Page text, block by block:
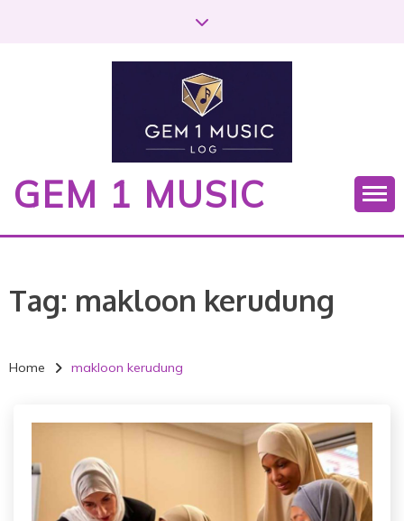
GEM 1 MUSIC
Tag: makloon kerudung
Home makloon kerudung